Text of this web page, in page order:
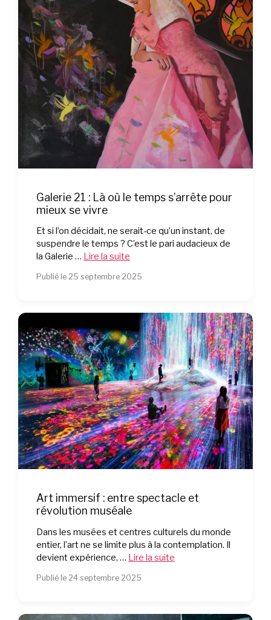
Galerie 21 : Là où le temps s’arrête pour
mieux se vivre
Et si l’on décidait, ne serait-ce qu’un instant, de
suspendre le temps ? C’est le pari audacieux de
la Galerie … Lire la suite
Publié le 25 septembre 2025
Art immersif : entre spectacle et
révolution muséale
Dans les musées et centres culturels du monde
entier, l’art ne se limite plus à la contemplation. Il
devient expérience, … Lire la suite
Publié le 24 septembre 2025